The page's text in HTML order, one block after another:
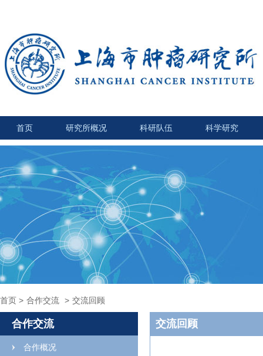
首页 研究所概况 科研队伍 科学研究
首页 > 合作交流 > 交流回顾
合作交流
合作概况
交流回顾